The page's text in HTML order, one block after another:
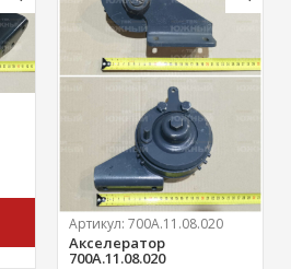
Артикул: 700А.11.08.020
Акселератор
700А.11.08.020